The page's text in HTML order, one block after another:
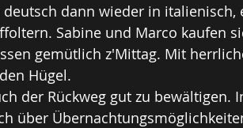
deutsch dann wieder in
Sabine und Marco kaufen
gemütlich z'Mittag. Mit
Hügel.
der Rückweg gut zu bewältigen.
über